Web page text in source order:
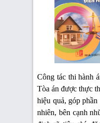
Công tác thi hành
Tòa án được thực
hiệu quả, góp
nhiên, bên cạnh